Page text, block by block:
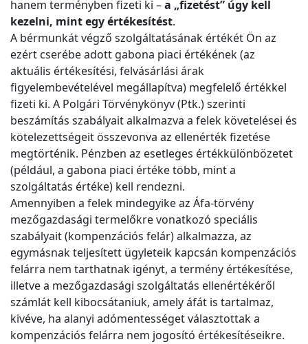
hanem terményben fizeti ki –a „fizetést” úgy kell
kezelni, mint egy értékesítést.
A bérmunkát végző szolgáltatásának értékét Ön az
ezért cserébe adott gabona piaci értékének (az
aktuális értékesítési, felvásárlási árak
figyelembevételével megállapítva) megfelelő értékkel
fizeti ki. A Polgári Törvénykönyv (Ptk.) szerinti
beszámítás szabályait alkalmazva a felek követelései és
kötelezettségeit összevonva az ellenérték fizetése
megtörténik. Pénzben az esetleges értékkülönbözetet
(például, a gabona piaci értéke több, mint a
szolgáltatás értéke) kell rendezni.
Amennyiben a felek mindegyike az Áfa-törvény
mezőgazdasági termelőkre vonatkozó speciális
szabályait (kompenzációs felár) alkalmazza, az
egymásnak teljesített ügyleteik kapcsán kompenzációs
felárra nem tarthatnak igényt, a termény értékesítése,
illetve a mezőgazdasági szolgáltatás ellenértékéről
számlát kell kibocsátaniuk, amely áfát is tartalmaz,
kivéve, ha alanyi adómentességet választottak a
kompenzációs felárra nem jogosító értékesítéseikre.